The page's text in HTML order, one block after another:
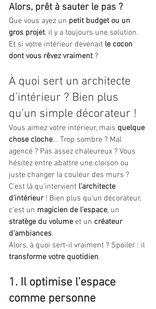
Alors, prêt à sauter le pas ?
Que vous ayez un petit budget ou un
gros projet, il y a toujours une solution.
Et si votre intérieur devenait le cocon
dont vous rêvez vraiment ?
À quoi sert un architecte
d’intérieur ? Bien plus
qu’un simple décorateur !
Vous aimez votre intérieur, mais quelque
chose cloche… Trop sombre ? Mal
agencé ? Pas assez chaleureux ? Vous
hésitez entre abattre une cloison ou
juste changer la couleur des murs ?
C’est là qu’intervient l’architecte
d’intérieur ! Bien plus qu’un décorateur,
c’est un magicien de l’espace, un
stratège du volume et un créateur
d’ambiances.
Alors, à quoi sert-il vraiment ? Spoiler : il
transforme votre quotidien.
1. Il optimise l’espace
comme personne